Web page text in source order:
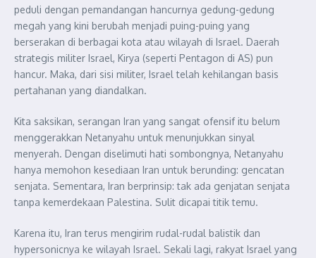
peduli dengan pemandangan hancurnya gedung-gedung
megah yang kini berubah menjadi puing-puing yang
berserakan di berbagai kota atau wilayah di Israel. Daerah
strategis militer Israel, Kirya (seperti Pentagon di AS) pun
hancur. Maka, dari sisi militer, Israel telah kehilangan basis
pertahanan yang diandalkan.
Kita saksikan, serangan Iran yang sangat ofensif itu belum
menggerakkan Netanyahu untuk menunjukkan sinyal
menyerah. Dengan diselimuti hati sombongnya, Netanyahu
hanya memohon kesediaan Iran untuk berunding: gencatan
senjata. Sementara, Iran berprinsip: tak ada genjatan senjata
tanpa kemerdekaan Palestina. Sulit dicapai titik temu.
Karena itu, Iran terus mengirim rudal-rudal balistik dan
hypersonicnya ke wilayah Israel. Sekali lagi, rakyat Israel yang